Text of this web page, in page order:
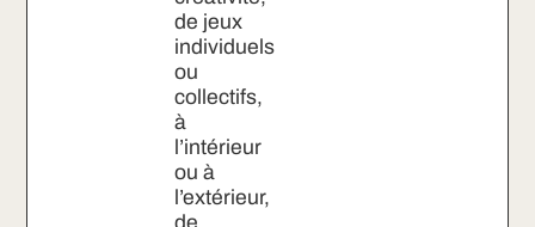
de jeux
individuels
ou
collectifs,
à
l’intérieur
ou à
l’extérieur,